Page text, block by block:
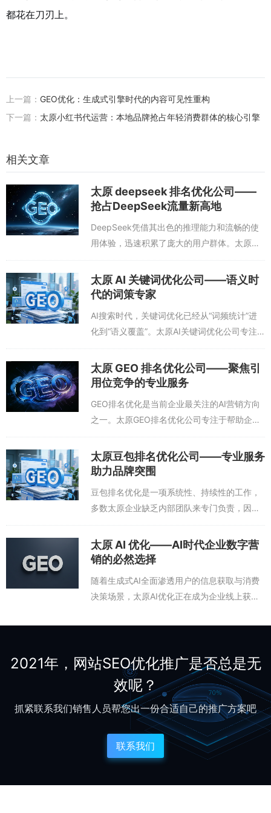
都花在刀刃上。
上一篇： GEO优化：生成式引擎时代的内容可见性重构
下一篇： 太原小红书代运营：本地品牌抢占年轻消费群体的核心引擎
相关文章
太原 deepseek 排名优化公司——
抢占DeepSeek流量新高地
DeepSeek凭借其出色的推理能力和流畅的使
用体验，迅速积累了庞大的用户群体。太原
deepseek排名优化公司正是看准了这一趋
势，为企业提供针对DeepSeek平台的专业排
名优化服务，帮助品牌在这片新兴流量蓝海中
心方法论，围绕DeepSeek的“检索增强生成”机
制展开。他们首先会帮助企业优化技术SEO基
为Dee
太原 AI 关键词优化公司——语义时
代的词策专家
AI搜索时代，关键词优化已经从“词频统计”进
化到“语义覆盖”。太原AI关键词优化公司专注
于这一细分领域，帮助企业建立面向AI大模型
语义理解的关键词体系，让品牌内容更容易被
AI准确识别和匹配。太原AI关键词优化公司的
们不再关注关键词的搜索量和竞争度，而是聚
焦于用户自然语言的提问方式，构建“问题-答
问场景，从认知、了解
太原 GEO 排名优化公司——聚焦引
用位竞争的专业服务
GEO排名优化是当前企业最关注的AI营销方向
之一。太原GEO排名优化公司专注于帮助企业
在AI生成式回答中争夺“第一引用位”，通过系
统性的内容工程和信源建设，提升品牌在AI回
答中的出现频率和位置。太原GEO排名优化公
链”。这包括官网的技术SEO优化、内容的结构
化改造（如Schema标记、FAQ格式）、第三
更新和舆情管
太原豆包排名优化公司——专业服务
助力品牌突围
豆包排名优化是一项系统性、持续性的工作，
多数太原企业缺乏内部团队来专门负责，因此
寻求太原豆包排名优化公司的专业服务成为主
流选择。这些公司通过专业的工具、方法和经
验，帮助企业更快地在豆包问答中获得优先推
供一整套解决方案。从品牌信息体检开始，梳
理企业在豆包所有信源中的信息现状，找出缺
太原 AI 优化——AI时代企业数字营
销的必然选择
随着生成式AI全面渗透用户的信息获取与消费
决策场景，太原AI优化正在成为企业线上获客
做决策——他们问豆包哪个品牌更可靠，问
着，企业如果不在AI搜索中“被看见”，就可能
被市场遗忘。太原AI优化涵盖的范围非常广
泛，包括GEO（生成式引擎优化）、AI平台内
容建设、多模态信息覆盖等多个维度。与传统
SEO不同，AI优化关
2021年，网站SEO优化推广是否总是无
效呢？
抓紧联系我们销售人员帮您出一份合适自己的推广方案吧
联系我们